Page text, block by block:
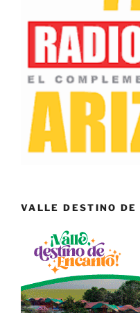
VALLE DESTINO DE